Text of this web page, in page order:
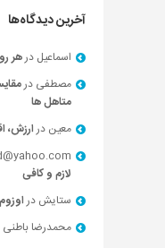
آخرین دیدگاه‌ها
اسماعیل درهر
مصطفی در
متاهل ها
معین درارزش،
لازم و کافی
ستایش در
محمدرضا باطنی